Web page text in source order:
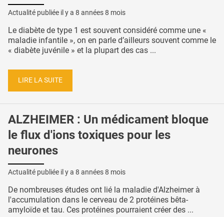
Actualité publiée il y a 8 années 8 mois
Le diabète de type 1 est souvent considéré comme une «
maladie infantile », on en parle d’ailleurs souvent comme le
« diabète juvénile » et la plupart des cas ...
LIRE LA SUITE
ALZHEIMER : Un médicament bloque
le flux d'ions toxiques pour les
neurones
Actualité publiée il y a 8 années 8 mois
De nombreuses études ont lié la maladie d'Alzheimer à
l'accumulation dans le cerveau de 2 protéines bêta-
amyloïde et tau. Ces protéines pourraient créer des ...